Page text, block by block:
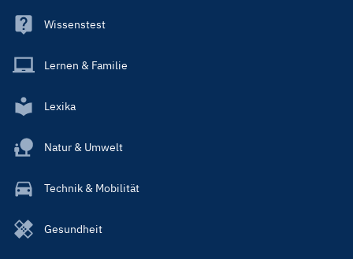
Wissenstest
Lernen & Familie
Lexika
Natur & Umwelt
Technik & Mobilität
Gesundheit